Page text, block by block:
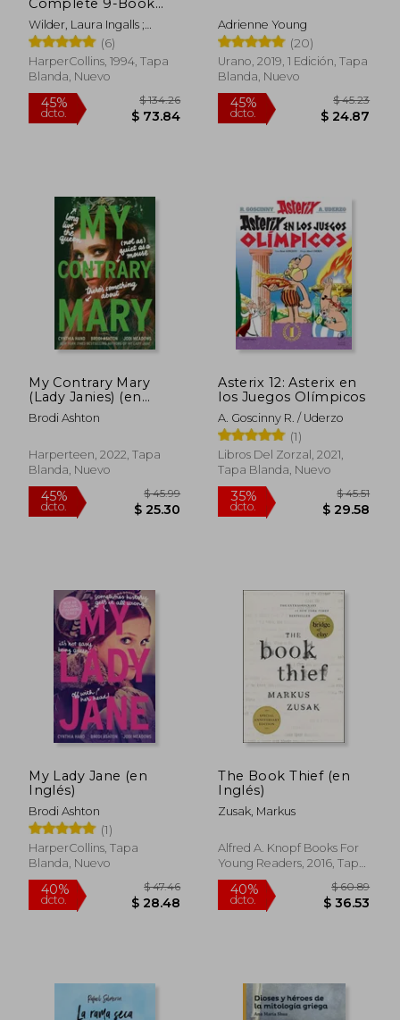
45%
dcto. $ 27.44
45%
dcto. $
box Set: Books 1 to 9
(en Inglés)
Wilder, Laura Ingalls ;
Williams, Garth
(6)
HarperCollins, 1994, Tapa
Blanda, Nuevo
45%
dcto.
Adrienne Young
(20)
Urano, 2019, 1 Edición, Tapa
Blanda, Nuevo
My Contrary Mary
(Lady Janies) (en
Inglés)
Brodi Ashton
Harperteen, 2022, Tapa
Blanda, Nuevo
Asterix 12: Asterix en
los Juegos Olímpicos
A. Goscinny R. / Uderzo
(1)
Libros Del Zorzal, 2021,
Tapa Blanda, Nuevo
My Lady Jane (en
Inglés)
Brodi Ashton
(1)
HarperCollins, Tapa
Blanda, Nuevo
The Book Thief (en
Inglés)
Zusak, Markus
Alfred A. Knopf Books For
Young Readers, 2016, Tapa
Dura, Nuevo